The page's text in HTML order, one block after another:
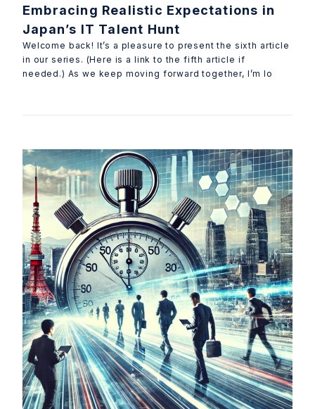
Embracing Realistic Expectations in
Japan’s IT Talent Hunt
Welcome back! It’s a pleasure to present the sixth article
in our series. (Here is a link to the fifth article if
needed.) As we keep moving forward together, I’m lo